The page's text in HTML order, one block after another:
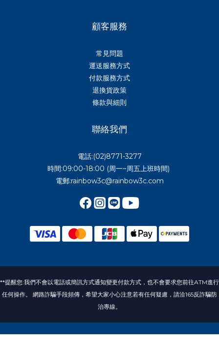
顧客服務
常見問題
運送服務方式
付款服務方式
退換貨政策
條款與細則
聯絡我們
電話:(02)8771-3277
時間:09:00-18:00 (周一~周五上班時間)
電郵:rainbow3c@rainbow3c.com
**提醒您:我們不會以電話或簡訊方式通知變更付款方式，也不會要求您前往ATM進行
任何操作。 網路詐騙手段頻傳，希望大家小心注意若有任何疑慮，請洽165反詐騙防
治專線。